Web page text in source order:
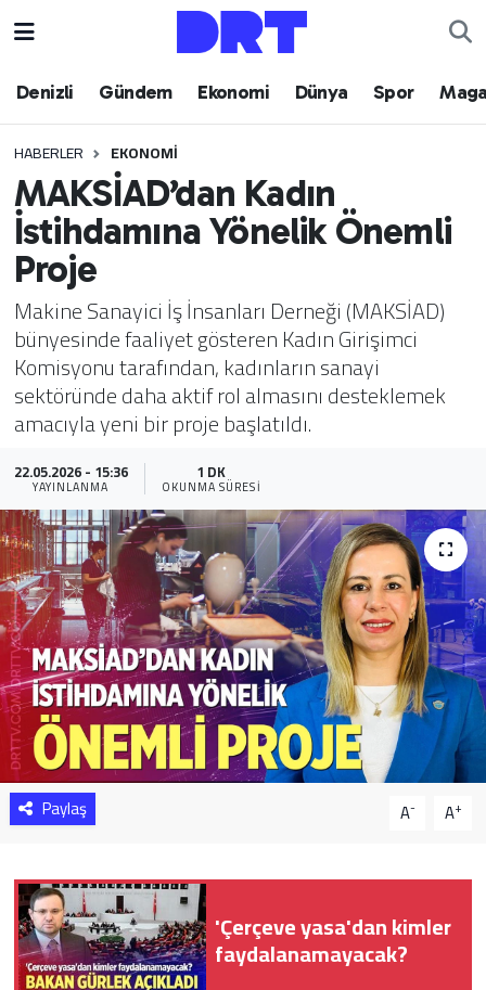
Denizli Gündem Ekonomi Dünya Spor
HABERLER EKONOMI
MAKSİAD’dan Kadın
İstihdamına Yönelik Önemli
Proje
Makine Sanayici İş İnsanları Derneği (MAKSİAD)
bünyesinde faaliyet gösteren Kadın Girişimci
Komisyonu tarafından, kadınların sanayi
sektöründe daha aktif rol almasını desteklemek
amacıyla yeni bir proje başlatıldı.
22.05.2026 - 15:36
YAYINLANMA
1 DK
OKUNMA SÜRESI
Paylaş A- A+
'Çerçeve yasa'dan kimler
faydalanamayacak?
Denizli
Ekonomi
Dünya
Spor
Magazin
Teknoloji
Yaşam
Sağlık
Yazarlar
Resmi İlan
Resmi Reklam
Hava Durumu
Trafik Durumu
Puan Durumu ve Fikstür
Tüm Manşetler
Son Dakika Haberleri
Haber Arşivi